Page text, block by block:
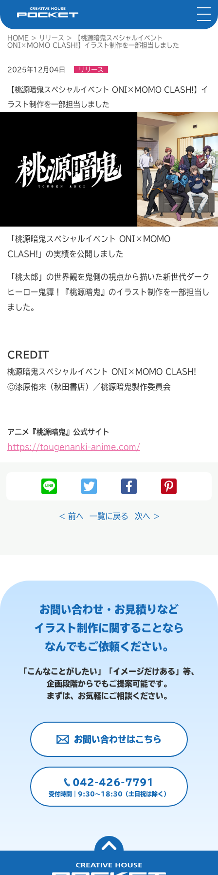
HOME > リリース >
【桃源暗鬼スペシャルイベント
ONI×MOMO CLASH!】イラスト制作を一部担当しました
2025年12月04日 リリース
【桃源暗鬼スペシャルイベント ONI×MOMO CLASH!】イ
ラスト制作を一部担当しました
「桃源暗鬼スペシャルイベント ONI×MOMO
CLASH!」の実績を公開しました
「桃太郎」の世界観を鬼側の視点から描いた新世代ダーク
ヒーロー鬼譚！『桃源暗鬼』のイラスト制作を一部担当し
ました。
CREDIT
桃源暗鬼スペシャルイベント ONI×MOMO CLASH!
Ⓒ漆原侑来（秋田書店）／桃源暗鬼製作委員会
アニメ『桃源暗鬼』公式サイト
https://tougenanki-anime.com/
< 前へ 一覧に戻る 次へ >
お問い合わせ・お見積りなど
イラスト制作に関することなら
なんでもご依頼ください。
「こんなことがしたい」「イメージだけある」等、
企画段階からでもご提案可能です。
まずは、お気軽にご相談ください。
お問い合わせはこちら
042-426-7791
受付時間｜9:30～18:30（土日祝は除く）